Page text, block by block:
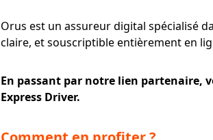
Orus est un assureur digital spécialisé
claire, et souscriptible entièrement en
En passant par notre lien partenaire,
Express Driver.